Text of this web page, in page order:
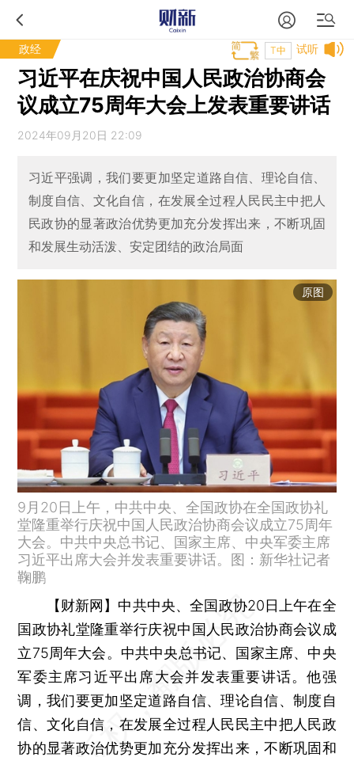
政经 试听
T中
习近平在庆祝中国人民政治协商会
议成立75周年大会上发表重要讲话
2024年09月20日 22:09
习近平强调，我们要更加坚定道路自信、理论自信、
制度自信、文化自信，在发展全过程人民民主中把人
民政协的显著政治优势更加充分发挥出来，不断巩固
和发展生动活泼、安定团结的政治局面
原图
9月20日上午，中共中央、全国政协在全国政协礼
堂隆重举行庆祝中国人民政治协商会议成立75周年
大会。中共中央总书记、国家主席、中央军委主席
习近平出席大会并发表重要讲话。图：新华社记者
鞠鹏
【财新网】 中共中央、全国政协20日上午在全
国政协礼堂隆重举行庆祝中国人民政治协商会议成
立75周年大会。中共中央总书记、国家主席、中央
军委主席习近平出席大会并发表重要讲话。他强
调，我们要更加坚定道路自信、理论自信、制度自
信、文化自信，在发展全过程人民民主中把人民政
协的显著政治优势更加充分发挥出来，不断巩固和